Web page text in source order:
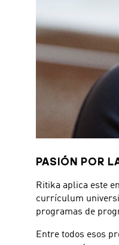
PASIÓN POR
Ritika aplica este
currículum
programas de
Entre todos esos